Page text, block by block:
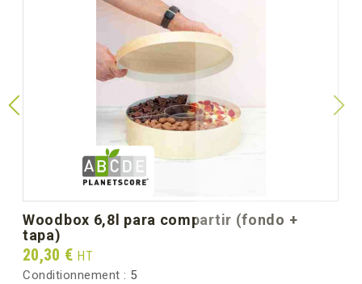
Temperatura mínima -20
Temperatura máxima
Altura mm (dimensión
60
Diámetro Ø mm
(dimensión unitaria)
Peso unitario (g) 82.0
Peso bruto por caja (kg)
woodbox 6,8l para compartir (fondo +
tapa)
Prix
20,30 € HT
Conditionnement : 5